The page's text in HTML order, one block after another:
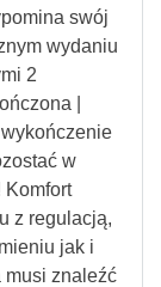
swój
wydaniu
2
|
w
Komfort
z regulacją,
jak i
musi znaleźć